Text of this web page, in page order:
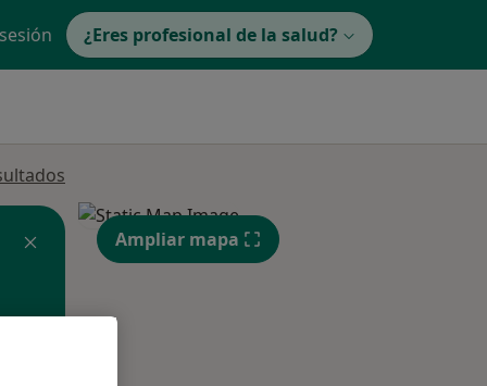
¿Eres profesional de la salud?
Ampliar mapa